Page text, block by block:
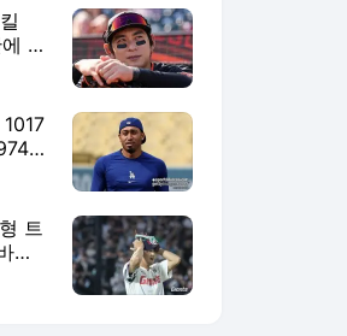
복
꽁
중지
억
라
트
뀌
이